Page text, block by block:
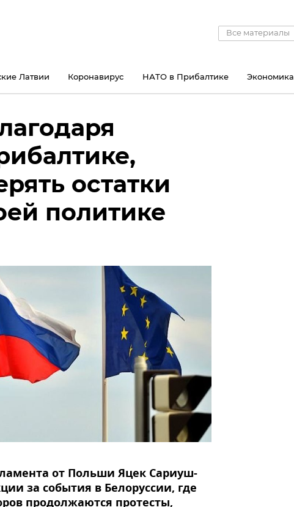
Все материалы
Латвии Коронавирус НАТО в Прибалтике Экономика
остатки
политике
от Польши Яцек Сариуш-
за события в Белоруссии, где